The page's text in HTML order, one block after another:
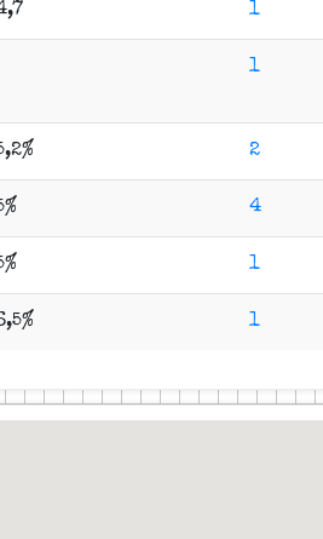
1
1
2
4
1
1